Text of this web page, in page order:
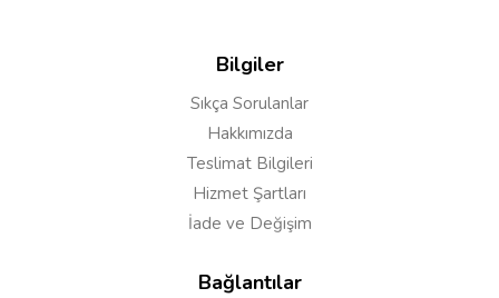
Bilgiler
Sıkça Sorulanlar
Hakkımızda
Teslimat Bilgileri
Hizmet Şartları
İade ve Değişim
Bağlantılar